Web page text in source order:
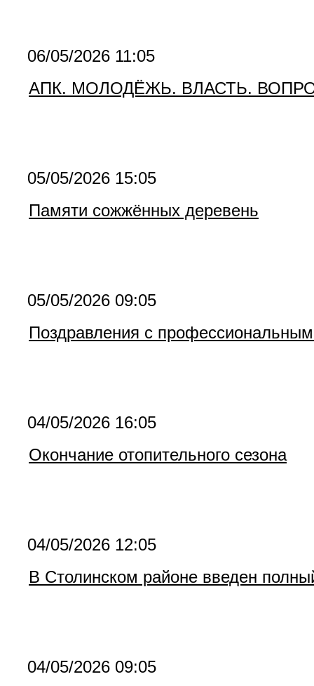
06/05/2026 11:05
АПК. МОЛОДЁЖЬ. ВЛАСТЬ.
05/05/2026 15:05
Памяти сожжённых деревень
05/05/2026 09:05
Поздравления с
04/05/2026 16:05
Окончание отопительного сезона
04/05/2026 12:05
В Столинском районе введен
04/05/2026 09:05